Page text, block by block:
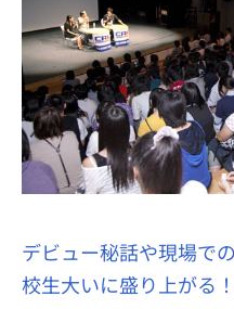
デビュー秘話や現場で
校生大いに盛り上がる！